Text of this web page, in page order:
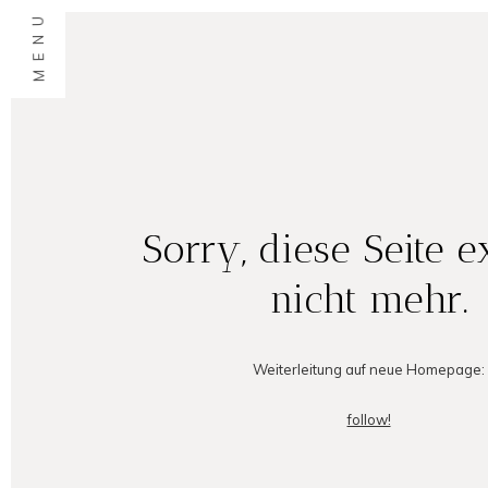
MENU
Sorry, diese Seite
nicht mehr.
Weiterleitung auf neue Homepage:
follow!